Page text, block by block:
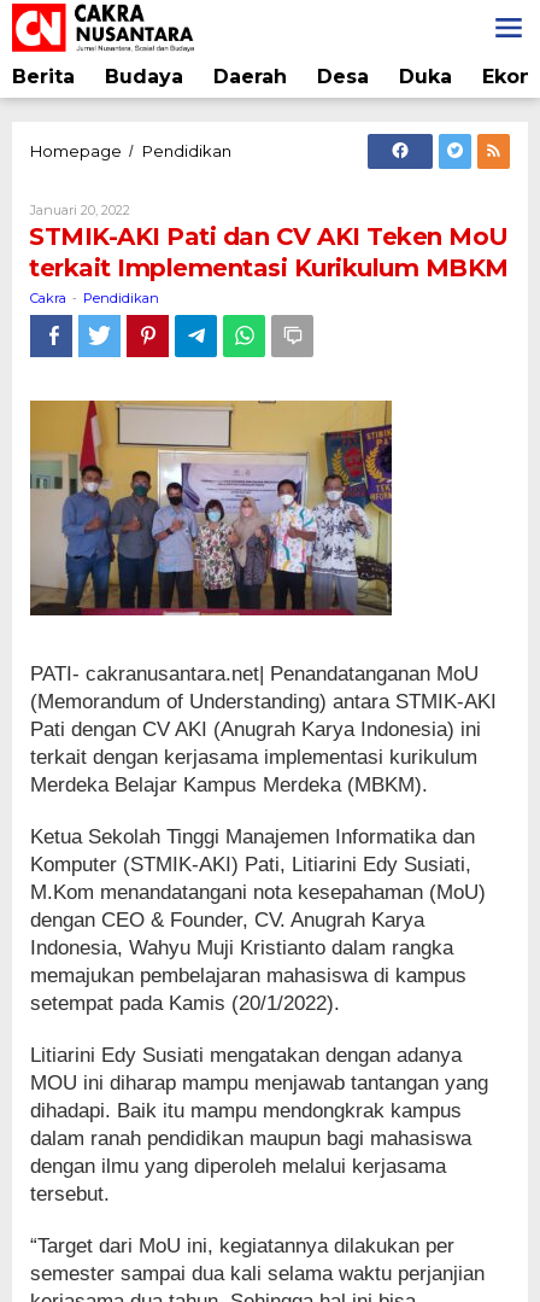
Lewati
ke
konten
Berita Budaya Daerah Desa Duka
Homepage / Pendidikan
CV
AKI
MoU
terkait
MBKM
Januari 20, 2022
Cakra
STMIK-AKI Pati dan CV AKI Teken MoU
terkait Implementasi Kurikulum MBKM
Cakra - Pendidikan
PATI- cakranusantara.net| Penandatanganan MoU
(Memorandum of Understanding) antara STMIK-AKI
Pati dengan CV AKI (Anugrah Karya Indonesia) ini
terkait dengan kerjasama implementasi kurikulum
Merdeka Belajar Kampus Merdeka (MBKM).
Ketua Sekolah Tinggi Manajemen Informatika dan
Komputer (STMIK-AKI) Pati, Litiarini Edy Susiati,
M.Kom menandatangani nota kesepahaman (MoU)
dengan CEO & Founder, CV. Anugrah Karya
Indonesia, Wahyu Muji Kristianto dalam rangka
memajukan pembelajaran mahasiswa di kampus
setempat pada Kamis (20/1/2022).
Litiarini Edy Susiati mengatakan dengan adanya
MOU ini diharap mampu menjawab tantangan yang
dihadapi. Baik itu mampu mendongkrak kampus
dalam ranah pendidikan maupun bagi mahasiswa
dengan ilmu yang diperoleh melalui kerjasama
tersebut.
“Target dari MoU ini, kegiatannya dilakukan per
semester sampai dua kali selama waktu perjanjian